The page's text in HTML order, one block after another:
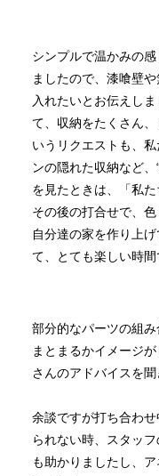
シンプルで温かみの
ましたので、漆喰壁
入れたいとお伝えし
て、収納をたくさん
いうリクエストも、
ンの隠れた収納など
を見たときは、「私
その後の打合せで、
自分達の家を作り上
て、とても楽しい時間
部分的なパーツの組
まとまるかイメージ
さんのアドバイスを
余談ですが打ち合わ
られない時、スタッ
も助かりましたし、